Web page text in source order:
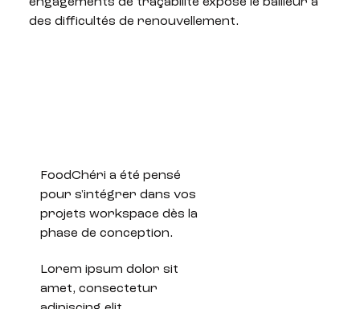
des difficultés de renouvellement.
FoodChéri a été pensé
pour s'intégrer dans vos
projets workspace dès la
phase de conception.
Lorem ipsum dolor sit
amet, consectetur